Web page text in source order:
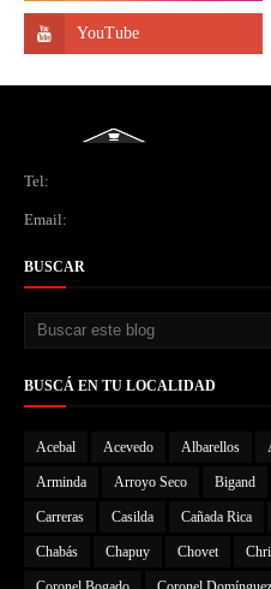
Tel:
Email:
BUSCAR
BUSCÁ EN TU LOCALIDAD
Acebal Acevedo Albarellos
Arminda Arroyo Seco Bigand
Carreras Casilda Cañada Rica
Chabás Chapuy Chovet